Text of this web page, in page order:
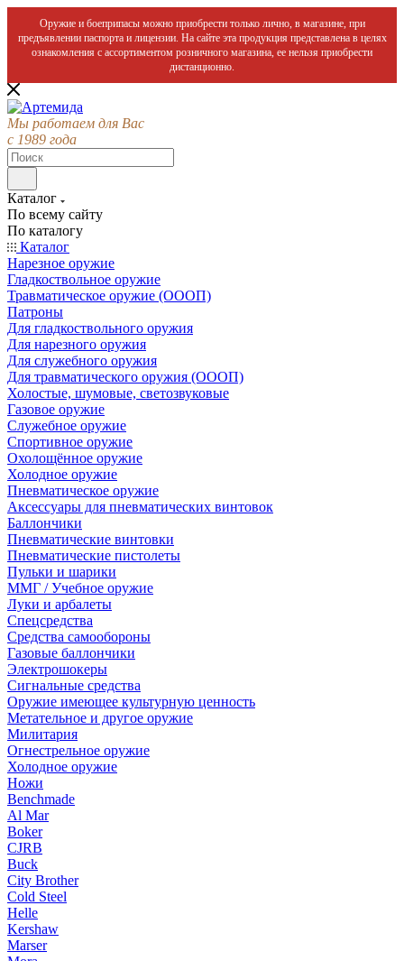
Оружие и боеприпасы можно приобрести только лично, в магазине, при
предъявлении паспорта и лицензии. На сайте эта продукция представлена в целях
ознакомления с ассортиментом розничного магазина, ее нельзя приобрести
дистанционно.
Мы работаем для Вас
с 1989 года
Каталог
По всему сайту
По каталогу
Каталог
Нарезное оружие
Гладкоствольное оружие
Травматическое оружие (ОООП)
Патроны
Для гладкоствольного оружия
Для нарезного оружия
Для служебного оружия
Для травматического оружия (ОООП)
Холостые, шумовые, светозвуковые
Газовое оружие
Служебное оружие
Спортивное оружие
Охолощённое оружие
Холодное оружие
Пневматическое оружие
Аксессуары для пневматических винтовок
Баллончики
Пневматические винтовки
Пневматические пистолеты
Пульки и шарики
ММГ / Учебное оружие
Луки и арбалеты
Спецсредства
Средства самообороны
Газовые баллончики
Электрошокеры
Сигнальные средства
Оружие имеющее культурную ценность
Метательное и другое оружие
Милитария
Огнестрельное оружие
Холодное оружие
Ножи
Benchmade
Al Mar
Boker
CJRB
Buck
City Brother
Cold Steel
Helle
Kershaw
Marser